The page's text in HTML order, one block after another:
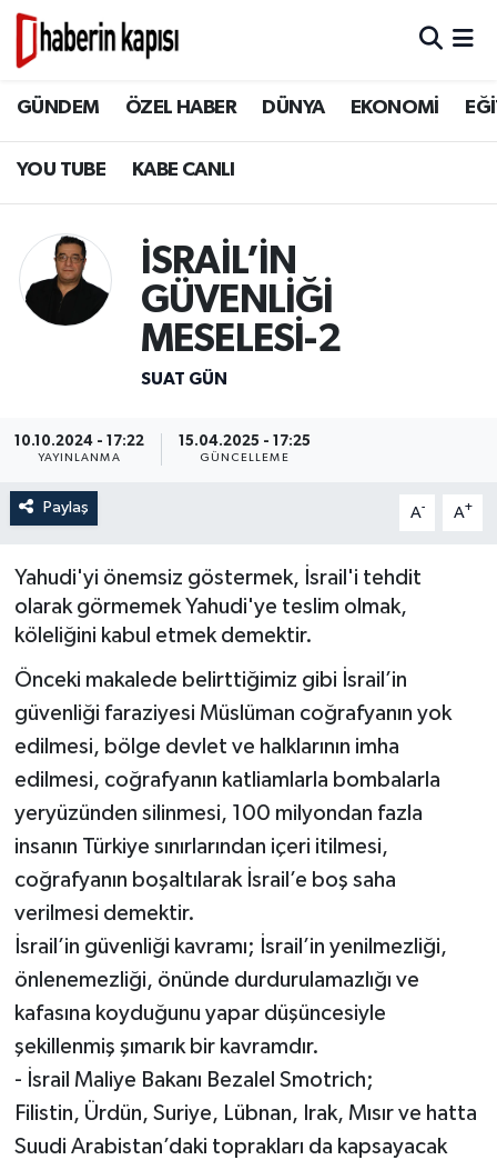
GÜNDEM ÖZEL HABER DÜNYA EKONOMİ
YOU TUBE KABE CANLI
İSRAİL’İN
GÜVENLİĞİ
MESELESİ-2
SUAT GÜN
10.10.2024 - 17:22
YAYINLANMA
15.04.2025 - 17:25
GÜNCELLEME
Paylaş A- A+
Yahudi'yi önemsiz göstermek, İsrail'i tehdit
olarak görmemek Yahudi'ye teslim olmak,
köleliğini kabul etmek demektir.
Önceki makalede belirttiğimiz gibi İsrail’in
güvenliği faraziyesi Müslüman coğrafyanın yok
edilmesi, bölge devlet ve halklarının imha
edilmesi, coğrafyanın katliamlarla bombalarla
yeryüzünden silinmesi, 100 milyondan fazla
insanın Türkiye sınırlarından içeri itilmesi,
coğrafyanın boşaltılarak İsrail’e boş saha
verilmesi demektir.
İsrail’in güvenliği kavramı; İsrail’in yenilmezliği,
önlenemezliği, önünde durdurulamazlığı ve
kafasına koyduğunu yapar düşüncesiyle
şekillenmiş şımarık bir kavramdır.
- İsrail Maliye Bakanı Bezalel Smotrich;
Filistin, Ürdün, Suriye, Lübnan, Irak, Mısır ve hatta
Suudi Arabistan’daki toprakları da kapsayacak
DÜNYA
EKONOMİ
GÜNDEM
SAĞLIK
SPOR
TARİH
TASAVVUF
YAŞAM VE ÇEVRE
ÖZEL HABER
EKONOMİ
EĞİTİM
Trafik Durumu
Tüm Manşetler
Son Dakika Haberleri